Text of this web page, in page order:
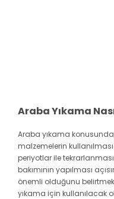
Araba Yıkama
Araba yıkama
malzemelerin
periyotlar ile
bakımının yapılması
önemli olduğunu
yıkama için kullanılacak